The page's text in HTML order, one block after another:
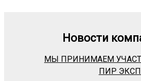
Новости
МЫ ПРИНИМАЕМ
ПИР